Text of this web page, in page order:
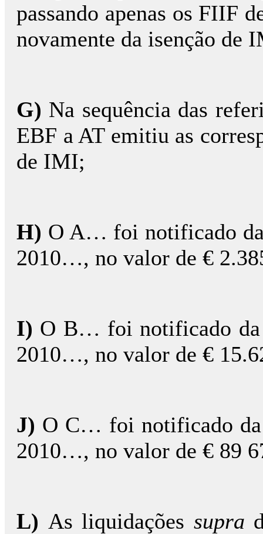
passando apenas os FIIF
novamente da isenção de
G) Na sequência das
EBF a AT emitiu as
de IMI;
H) O A… foi notificado
2010…, no valor de €
I) O B… foi notificado da
2010…, no valor de €
J) O C… foi notificado da
2010…, no valor de € 89
L) As liquidações supra